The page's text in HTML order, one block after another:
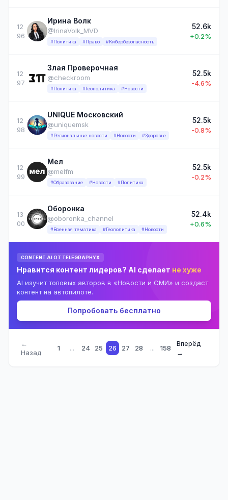
12
96
Ирина Волк
@IrinaVolk_MVD
#Политика #Право #Кибербезопасность
52.6k
+0.2%
12
97
Злая Проверочная
@checkroom
#Политика #Геополитика #Новости
52.5k
-4.6%
12
98
UNIQUE Московский
@uniquemsk
#Региональные новости #Новости #Здоровье
52.5k
-0.8%
12
99
Мел
@melfm
#Образование #Новости #Политика
52.5k
-0.2%
13
00
Оборонка
@oboronka_channel
#Военная тематика #Геополитика #Новости
52.4k
+0.6%
CONTENT AI ОТ TELEGRAPHYX
Нравится контент лидеров? AI сделает не хуже
AI изучит топовых авторов в «Новости и СМИ» и создаст
контент на автопилоте.
Попробовать бесплатно
←
Назад
1 ... 24 25 26 27 28 ... 158
Вперёд
→